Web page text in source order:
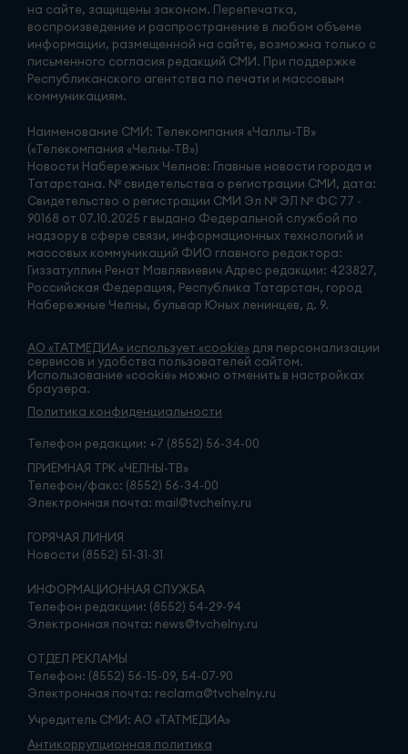
на сайте, защищены законом. Перепечатка,
воспроизведение и распространение в любом объеме
информации, размещенной на сайте, возможна только с
письменного согласия редакций СМИ. При поддержке
Республиканского агентства по печати и массовым
коммуникациям.
Наименование СМИ: Телекомпания «Чаллы-ТВ»
(«Телекомпания «Челны-ТВ»)
Новости Набережных Челнов: Главные новости города и
Татарстана. № свидетельства о регистрации СМИ, дата:
Свидетельство о регистрации СМИ Эл № ЭЛ № ФС 77 -
90168 от 07.10.2025 г выдано Федеральной службой по
надзору в сфере связи, информационных технологий и
массовых коммуникаций ФИО главного редактора:
Гиззатуллин Ренат Мавлявиевич Адрес редакции: 423827,
Российская Федерация, Республика Татарстан, город
Набережные Челны, бульвар Юных ленинцев, д. 9.
АО «ТАТМЕДИА» использует «cookie» для персонализации
сервисов и удобства пользователей сайтом.
Использование «cookie» можно отменить в настройках
браузера.
Политика конфиденциальности
Телефон редакции: +7 (8552) 56-34-00
ПРИЁМНАЯ ТРК «ЧЕЛНЫ-ТВ»
Телефон/факс: (8552) 56-34-00
Электронная почта: mail@tvchelny.ru
ГОРЯЧАЯ ЛИНИЯ
Новости (8552) 51-31-31
ИНФОРМАЦИОННАЯ СЛУЖБА
Телефон редакции: (8552) 54-29-94
Электронная почта: news@tvchelny.ru
ОТДЕЛ РЕКЛАМЫ
Телефон: (8552) 56-15-09, 54-07-90
Электронная почта: reclama@tvchelny.ru
Учредитель СМИ: АО «ТАТМЕДИА»
Антикоррупционная политика